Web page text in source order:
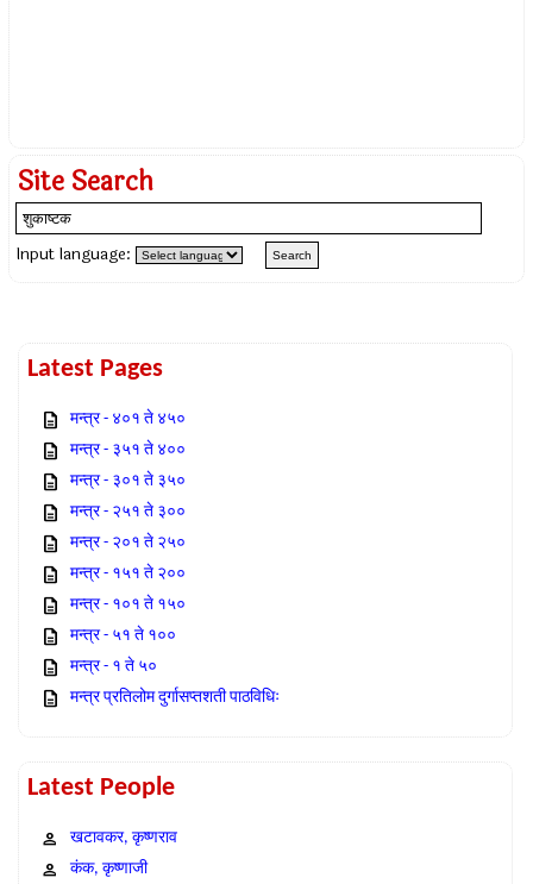
Site Search
Input language:
Latest Pages
मन्त्र - ४०१ ते ४५०
मन्त्र - ३५१ ते ४००
मन्त्र - ३०१ ते ३५०
मन्त्र - २५१ ते ३००
मन्त्र - २०१ ते २५०
मन्त्र - १५१ ते २००
मन्त्र - १०१ ते १५०
मन्त्र - ५१ ते १००
मन्त्र - १ ते ५०
मन्त्र प्रतिलोम दुर्गासप्तशती पाठविधिः
Latest People
खटावकर, कृष्णराव
कंक, कृष्णाजी